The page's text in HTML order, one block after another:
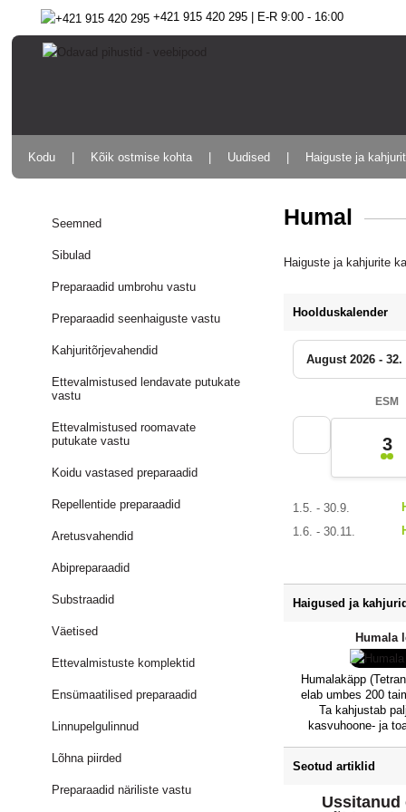
+421 915 420 295 | E-R 9:00 - 16:00
Kodu Kõik ostmise kohta Uudised Haiguste ja
Seemned
Sibulad
Preparaadid umbrohu vastu
Preparaadid seenhaiguste vastu
Kahjuritõrjevahendid
Ettevalmistused lendavate putukate
vastu
Ettevalmistused roomavate
putukate vastu
Koidu vastased preparaadid
Repellentide preparaadid
Aretusvahendid
Abipreparaadid
Substraadid
Väetised
Ettevalmistuste komplektid
Ensümaatilised preparaadid
Linnupelgulinnud
Lõhna piirded
Preparaadid näriliste vastu
Humal
Haiguste ja kahjurite
Hoolduskalender
August 2026 - 32.
ESM
3
1.5. - 30.9.
1.6. - 30.11.
Haigused ja kahjurid
Humala
Humalakäpp
elab umbes 200
Ta kahjustab
kasvuhoone- ja
kurk). Tegemist ei
ämblikulestaga,
Seotud artiklid
Ussitanud